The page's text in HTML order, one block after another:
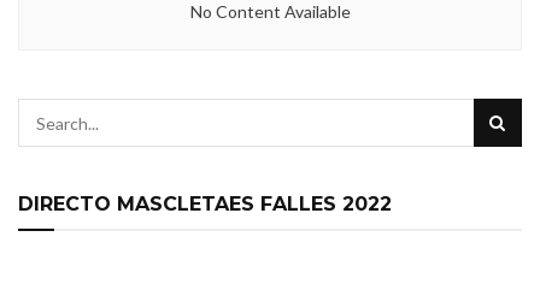
No Content Available
DIRECTO MASCLETAES FALLES 2022